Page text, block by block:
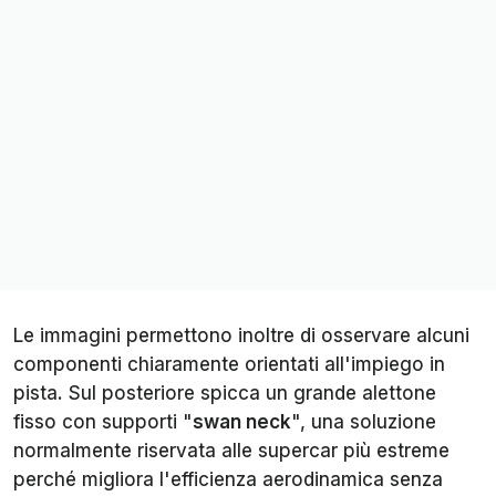
Le immagini permettono inoltre di osservare alcuni
componenti chiaramente orientati all'impiego in
pista. Sul posteriore spicca un grande alettone
fisso con supporti "swan neck", una soluzione
normalmente riservata alle supercar più estreme
perché migliora l'efficienza aerodinamica senza